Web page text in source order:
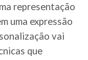
representação
uma expressão
vai
que